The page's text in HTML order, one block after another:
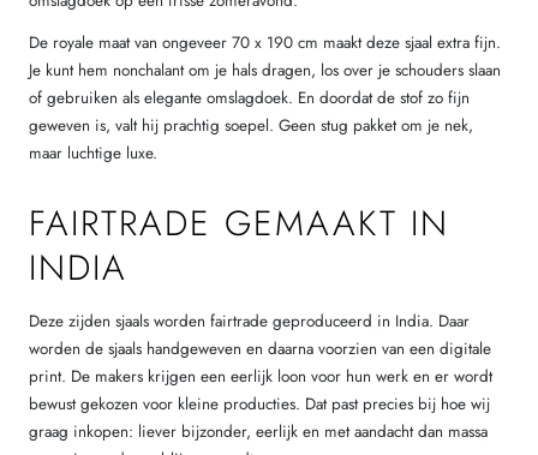
De royale maat van ongeveer 70 x 190 cm maakt deze sjaal extra fijn.
Je kunt hem nonchalant om je hals dragen, los over je schouders slaan
of gebruiken als elegante omslagdoek. En doordat de stof zo fijn
geweven is, valt hij prachtig soepel. Geen stug pakket om je nek,
maar luchtige luxe.
FAIRTRADE GEMAAKT IN
INDIA
Deze zijden sjaals worden fairtrade geproduceerd in India. Daar
worden de sjaals handgeweven en daarna voorzien van een digitale
print. De makers krijgen een eerlijk loon voor hun werk en er wordt
bewust gekozen voor kleine producties. Dat past precies bij hoe wij
graag inkopen: liever bijzonder, eerlijk en met aandacht dan massa